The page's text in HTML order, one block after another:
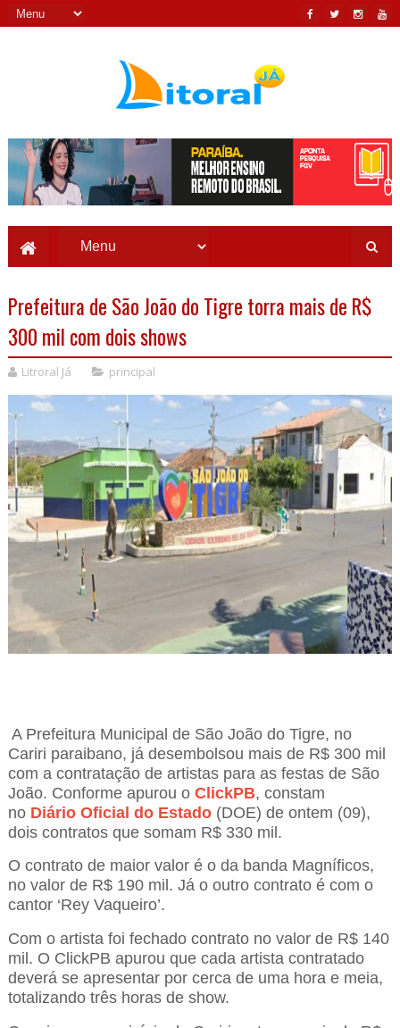
Prefeitura de São João do Tigre torra mais de R$
300 mil com dois shows
Litroral Já principal
A Prefeitura Municipal de São João do Tigre, no
Cariri paraibano, já desembolsou mais de R$ 300 mil
com a contratação de artistas para as festas de São
João. Conforme apurou o ClickPB, constam
no Diário Oficial do Estado (DOE) de ontem (09),
dois contratos que somam R$ 330 mil.
O contrato de maior valor é o da banda Magníficos,
no valor de R$ 190 mil. Já o outro contrato é com o
cantor ‘Rey Vaqueiro’.
Com o artista foi fechado contrato no valor de R$ 140
mil. O ClickPB apurou que cada artista contratado
deverá se apresentar por cerca de uma hora e meia,
totalizando três horas de show.